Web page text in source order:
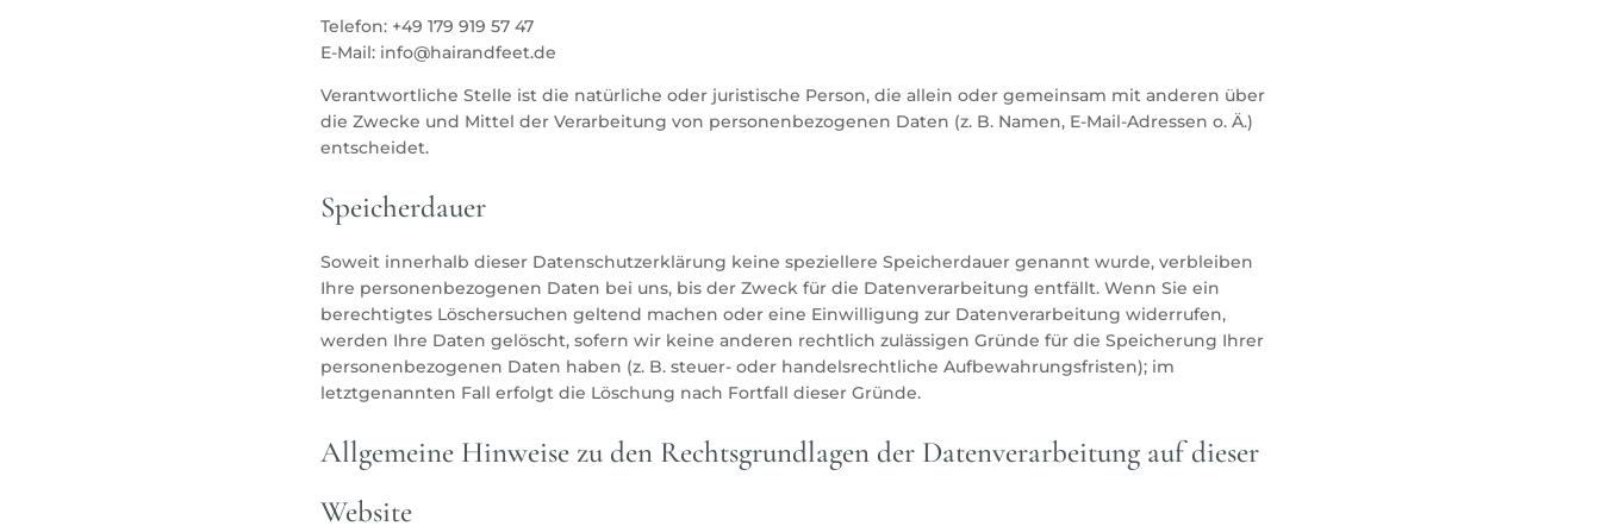
Telefon: +49 179 919 57 47
E-Mail: info@hairandfeet.de
Verantwortliche Stelle ist die natürliche oder juristische Person, die allein oder gemeinsam mit anderen über
die Zwecke und Mittel der Verarbeitung von personenbezogenen Daten (z. B. Namen, E-Mail-Adressen o. Ä.)
entscheidet.
Speicherdauer
Soweit innerhalb dieser Datenschutzerklärung keine speziellere Speicherdauer genannt wurde, verbleiben
Ihre personenbezogenen Daten bei uns, bis der Zweck für die Datenverarbeitung entfällt. Wenn Sie ein
berechtigtes Löschersuchen geltend machen oder eine Einwilligung zur Datenverarbeitung widerrufen,
werden Ihre Daten gelöscht, sofern wir keine anderen rechtlich zulässigen Gründe für die Speicherung Ihrer
personenbezogenen Daten haben (z. B. steuer- oder handelsrechtliche Aufbewahrungsfristen); im
letztgenannten Fall erfolgt die Löschung nach Fortfall dieser Gründe.
Allgemeine Hinweise zu den Rechtsgrundlagen der Datenverarbeitung auf dieser
Website